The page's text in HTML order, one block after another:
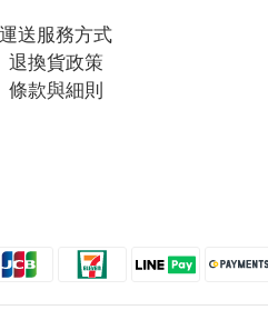
運送服務方式
退換貨政策
條款與細則